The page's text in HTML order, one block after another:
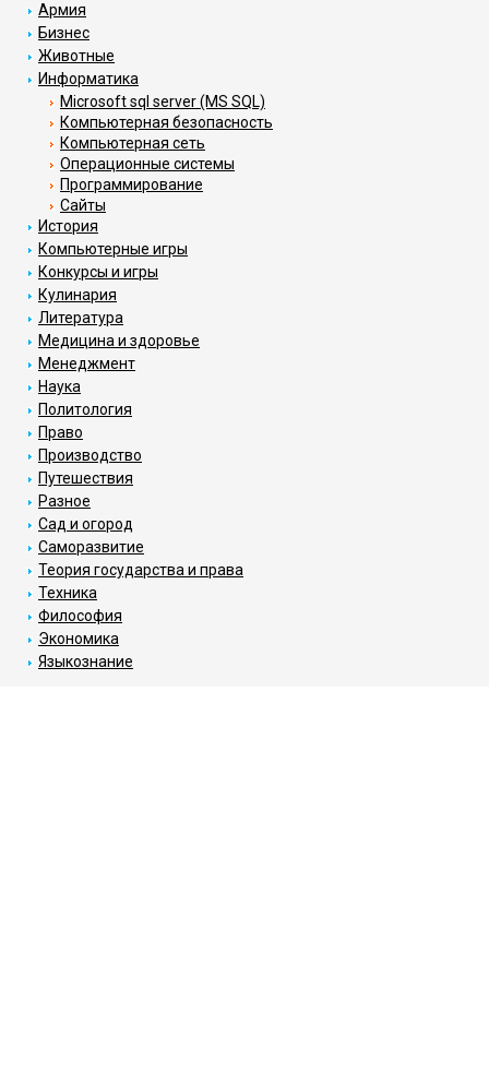
Армия
Бизнес
Животные
Информатика
Microsoft sql server (MS SQL)
Компьютерная безопасность
Компьютерная сеть
Операционные системы
Программирование
Сайты
История
Компьютерные игры
Конкурсы и игры
Кулинария
Литература
Медицина и здоровье
Менеджмент
Наука
Политология
Право
Производство
Путешествия
Разное
Сад и огород
Саморазвитие
Теория государства и права
Техника
Философия
Экономика
Языкознание